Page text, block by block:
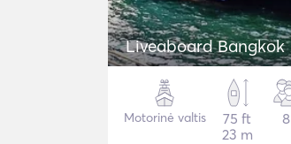
Liveaboard Bangkok
Motorinė valtis
75 ft
23 m
8